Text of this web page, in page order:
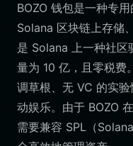
BOZO 钱包是一种专
Solana 区块链上存储
是 Solana 上一种社区
量为 10 亿，且零税费
调草根、无 VC 的实
动娱乐。由于 BOZO
需要兼容 SPL（